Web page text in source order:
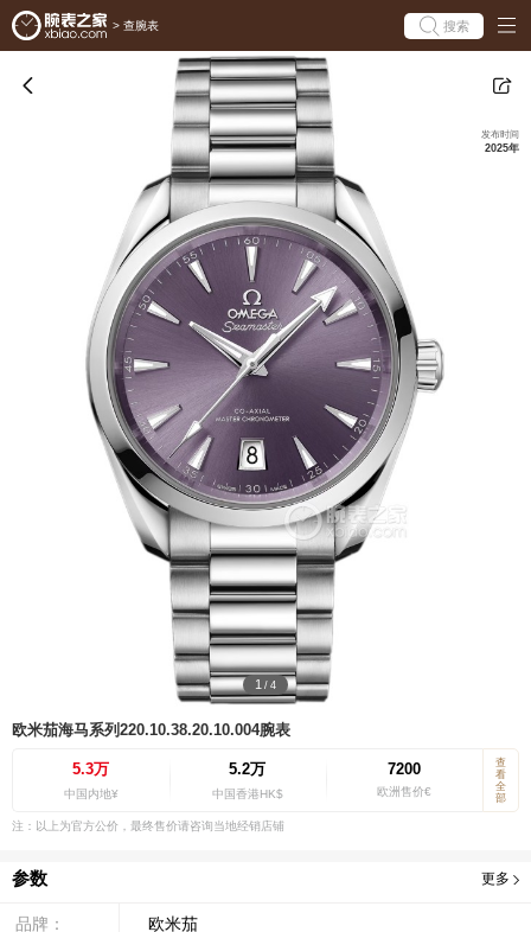
> 查腕表 搜索
1 / 4
发布时间
2025年
欧米茄海马系列220.10.38.20.10.004腕表
5.3万
中国内地¥
5.2万
中国香港HK$
7200
欧洲售价€
查
看
全
部
注：以上为官方公价，最终售价请咨询当地经销店铺
参数 更多
品牌： 欧米茄